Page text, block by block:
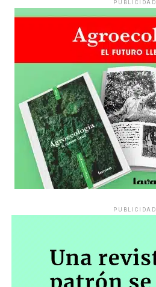
PUBLICIDAD
PUBLICIDAD